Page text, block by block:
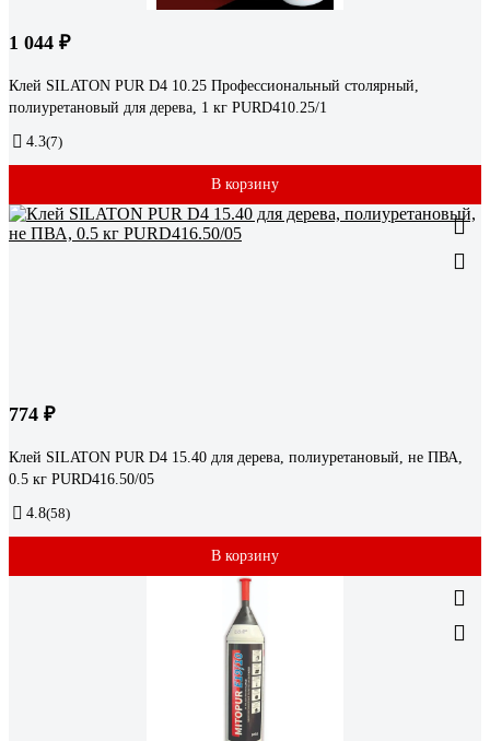
1 044 ₽
Клей SILATON PUR D4 10.25 Профессиональный столярный,
полиуретановый для дерева, 1 кг PURD410.25/1
4.3(7)
В корзину
774 ₽
Клей SILATON PUR D4 15.40 для дерева, полиуретановый, не ПВА,
0.5 кг PURD416.50/05
4.8(58)
В корзину